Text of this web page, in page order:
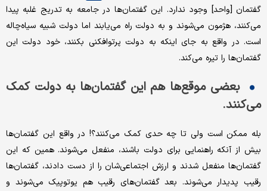
گفتمان [واحد] وجود ندارد. این گفتمان‌ها در جامعه به تدریج غلبه پیدا
می‌کنند، هژمون می‌شوند و به دولت راه می‌یابند اما دولت شبیه سیاه‌چاله
است. در واقع به جای اینکه به دولت پرتوافکنی بکنند، خود دولت این
گفتمان‌ها را تیره می‌کند.
بعضی موقع‌ها هم این گفتمان‌ها به دولت کمک
می‌کنند.
بله ممکن است ولی تا چه حدی کمک می‌کنند؟! در واقع این گفتمان‌ها
بیش از آنکه راهنمایی برای دولت باشند، منفعل می‌شوند. همین که این
گفتمان‌ها منفعل شدند و ارزش اجتماعی‌شان را از دست دادند، گفتمان‌ها
رقیب پدیدار می‌شوند. بعد گفتمان‌های رقیب هم یوتوپیک می‌شوند و